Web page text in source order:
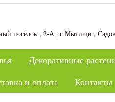
посёлок , 2-А , г Мытищи ,
Декоративные
и оплата
Контакты